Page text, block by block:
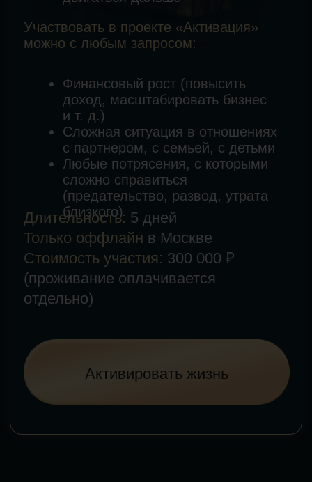
Каждого психолога
курирует лично и тоже
частично погружается в
Премиум-
психолог150.000
руб.
Лилия
Юлия